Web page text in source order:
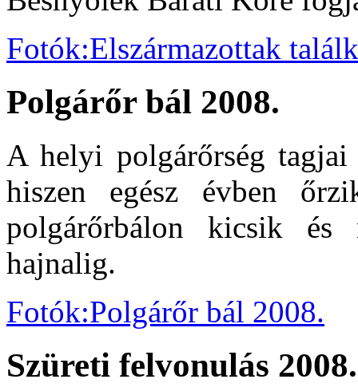
Fotók:Elszármazottak
Polgárőr bál 2008.
A helyi polgárőrség tagjai
hiszen egész évben
polgárőrbálon kicsik
hajnalig.
Fotók:Polgárőr bál 2008.
Szüreti felvonulás 2008.